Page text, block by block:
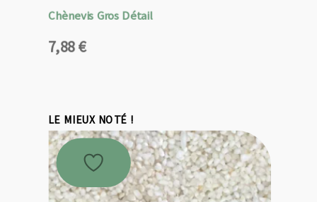
Chènevis Gros Détail
7,88€
LE MIEUX NOTÉ !